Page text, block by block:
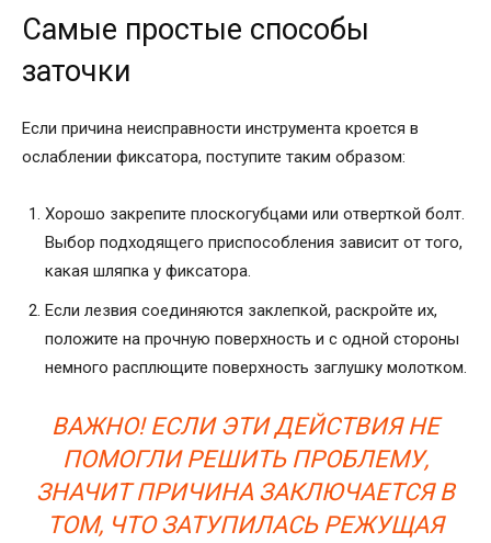
Самые простые способы
заточки
Если причина неисправности инструмента кроется в
ослаблении фиксатора, поступите таким образом:
Хорошо закрепите плоскогубцами или отверткой болт.
Выбор подходящего приспособления зависит от того,
какая шляпка у фиксатора.
Если лезвия соединяются заклепкой, раскройте их,
положите на прочную поверхность и с одной стороны
немного расплющите поверхность заглушку молотком.
ВАЖНО! ЕСЛИ ЭТИ ДЕЙСТВИЯ НЕ
ПОМОГЛИ РЕШИТЬ ПРОБЛЕМУ,
ЗНАЧИТ ПРИЧИНА ЗАКЛЮЧАЕТСЯ В
ТОМ, ЧТО ЗАТУПИЛАСЬ РЕЖУЩАЯ